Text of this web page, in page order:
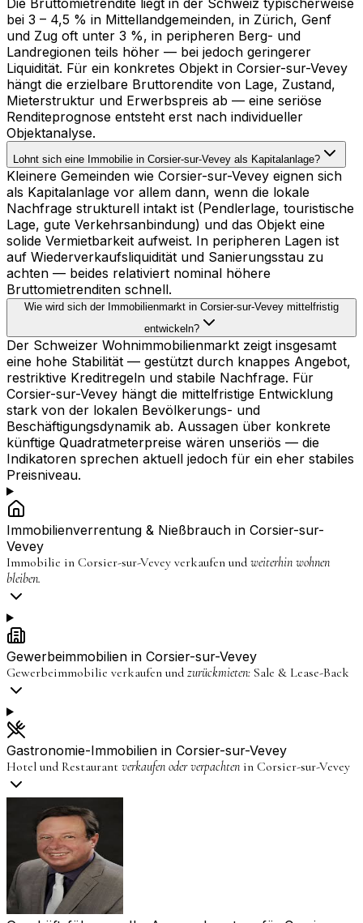
bei 3 – 4,5 % in Mittellandgemeinden, in Zürich, Genf
und Zug oft unter 3 %, in peripheren Berg- und
Landregionen teils höher — bei jedoch geringerer
Liquidität. Für ein konkretes Objekt in Corsier-sur-Vevey
hängt die erzielbare Bruttorendite von Lage, Zustand,
Mieterstruktur und Erwerbspreis ab — eine seriöse
Renditeprognose entsteht erst nach individueller
Objektanalyse.
Lohnt sich eine Immobilie in Corsier-sur-Vevey als Kapitalanlage?
Kleinere Gemeinden wie Corsier-sur-Vevey eignen sich
als Kapitalanlage vor allem dann, wenn die lokale
Nachfrage strukturell intakt ist (Pendlerlage, touristische
Lage, gute Verkehrsanbindung) und das Objekt eine
solide Vermietbarkeit aufweist. In peripheren Lagen ist
auf Wiederverkaufsliquidität und Sanierungsstau zu
achten — beides relativiert nominal höhere
Bruttomietrenditen schnell.
Wie wird sich der Immobilienmarkt in Corsier-sur-Vevey mittelfristig
entwickeln?
Der Schweizer Wohnimmobilienmarkt zeigt insgesamt
eine hohe Stabilität — gestützt durch knappes Angebot,
restriktive Kreditregeln und stabile Nachfrage. Für
Corsier-sur-Vevey hängt die mittelfristige Entwicklung
stark von der lokalen Bevölkerungs- und
Beschäftigungsdynamik ab. Aussagen über konkrete
künftige Quadratmeterpreise wären unseriös — die
Indikatoren sprechen aktuell jedoch für ein eher stabiles
Preisniveau.
Immobilienverrentung & Nießbrauch in Corsier-sur-
Vevey
Immobilie in Corsier-sur-Vevey verkaufen und weiterhin wohnen
bleiben.
Gewerbeimmobilien in Corsier-sur-Vevey
Gewerbeimmobilie verkaufen und zurückmieten: Sale & Lease-Back
Gastronomie-Immobilien in Corsier-sur-Vevey
Hotel und Restaurant verkaufen oder verpachten in Corsier-sur-Vevey